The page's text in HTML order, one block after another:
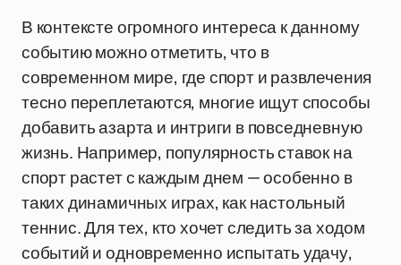
В контексте огромного интереса к данному
событию можно отметить, что в
современном мире, где спорт и развлечения
тесно переплетаются, многие ищут способы
добавить азарта и интриги в повседневную
жизнь. Например, популярность ставок на
спорт растет с каждым днем — особенно в
таких динамичных играх, как настольный
теннис. Для тех, кто хочет следить за ходом
событий и одновременно испытать удачу,